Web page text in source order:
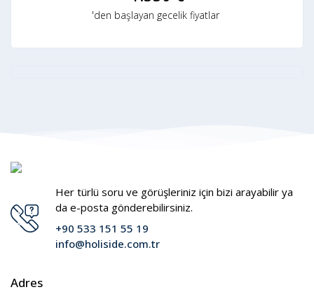
'den başlayan gecelik fiyatlar
Her türlü soru ve görüşleriniz için bizi arayabilir ya
da e-posta gönderebilirsiniz.
+90 533 151 55 19
info@holiside.com.tr
Adres